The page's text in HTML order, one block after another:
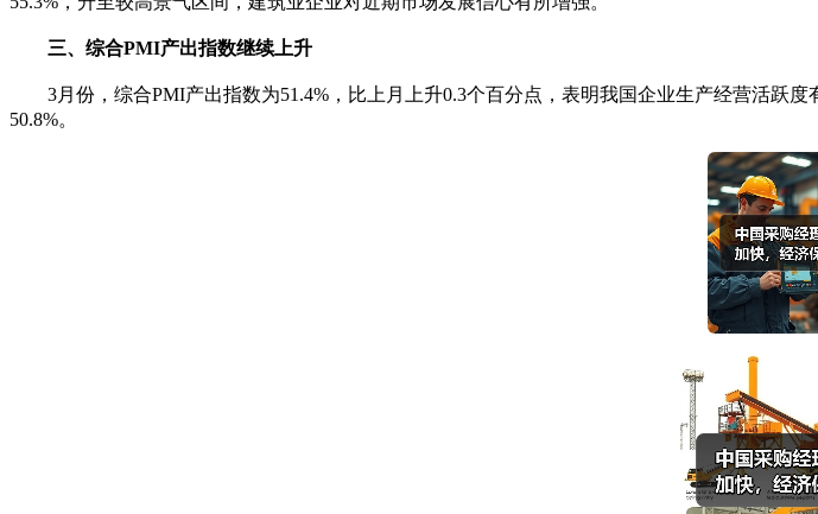
三、综合PMI产出指数继续上升
3月份，综合PMI产出指数为51.4%，比上月上升0.3个百分点，表明我国企业生产经营活跃
50.8%。